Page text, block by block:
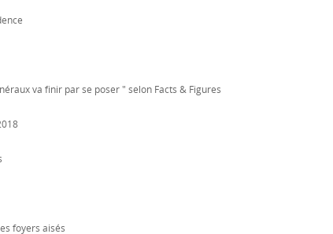
va finir par se poser " selon Facts & Figures
foyers aisés